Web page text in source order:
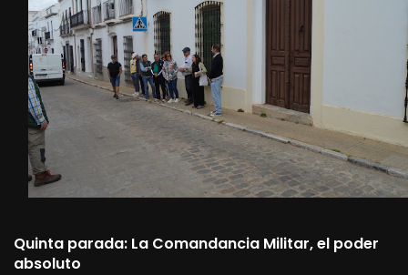
Quinta parada: La Comandancia Militar, el poder
absoluto